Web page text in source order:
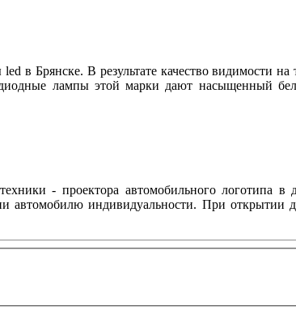
Брянске. В результате качество видимости на
лампы этой марки дают насыщенный
- проектора автомобильного логотипа
индивидуальности. При открытии